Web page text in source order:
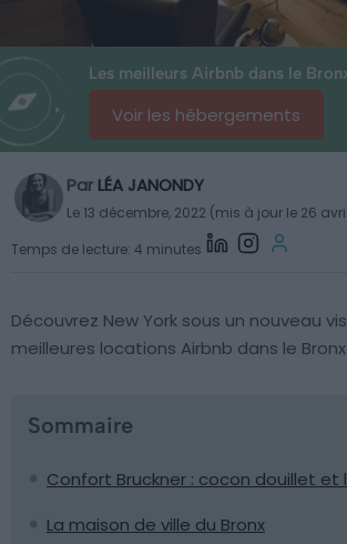
Les meilleurs Airbnb dans le
Voir les hébergements
Par LÉA JANONDY
Le 13 décembre, 2022 (mis à jour le 26
Temps de lecture: 4 minutes
Découvrez New York sous un nouveau
meilleures locations Airbnb dans le Bronx
Sommaire
Confort Bruckner : cocon douillet et
La maison de ville du Bronx